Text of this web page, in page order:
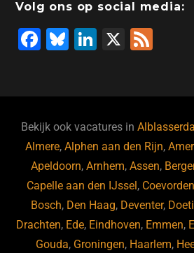
Volg ons op social media:
F
b
o
o
k
Bl
ky
Li
dI
n
X
Bekijk ook vacatures in
Almere,Alphen aan den Rijn,
Apeldoorn,Arnhem,Assen,
Capelle aan den IJssel , Coevorden
Bosch, Den Haag, Deventer,
Drachten, Ede, Eindhoven, Emmen,
Gouda, Groningen, Haarlem,